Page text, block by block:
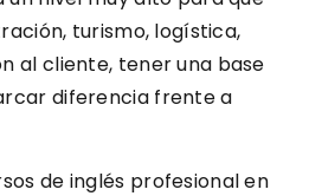
turismo, logística,
al cliente, tener una base
diferencia frente a
de inglés profesional en